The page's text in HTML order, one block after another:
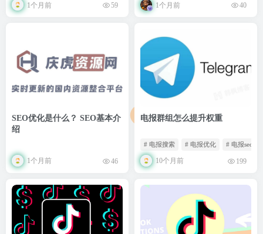
1个月前 59 1个月前 40
SEO优化是什么？ SEO基本介
绍
1个月前 46
电报群组怎么提升权重
# 电报搜索 # 电报优化 # 电报seo
10个月前 199